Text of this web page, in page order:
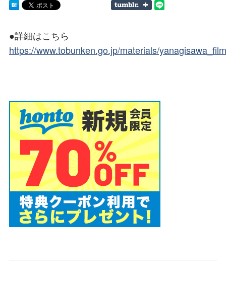
●詳細はこちら
https://www.tobunken.go.jp/materials/yanagisawa_film